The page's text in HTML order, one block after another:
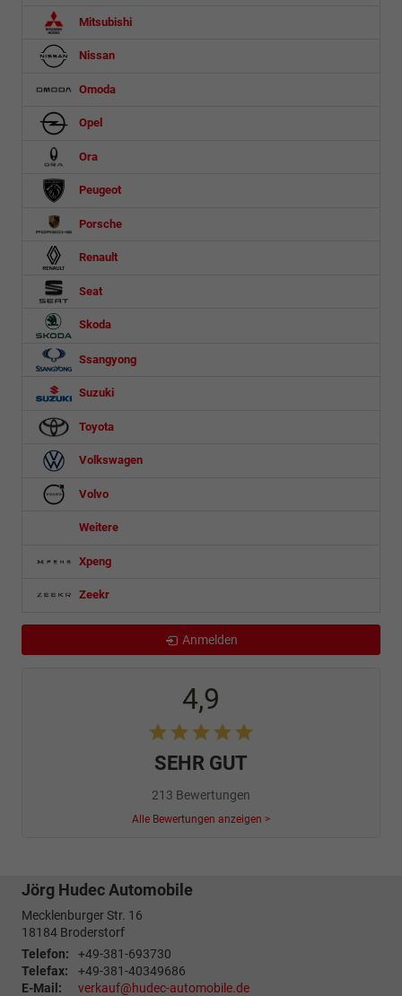
Mitsubishi
Nissan
Omoda
Opel
Ora
Peugeot
Porsche
Renault
Seat
Skoda
Ssangyong
Suzuki
Toyota
Volkswagen
Volvo
Weitere
Xpeng
Zeekr
Anmelden
4,9
SEHR GUT
213 Bewertungen
Alle Bewertungen anzeigen >
Jörg Hudec Automobile
Mecklenburger Str. 16
18184 Broderstorf
Telefon:
+49-381-693730
Telefax:
+49-381-40349686
E-Mail:
verkauf@hudec-automobile.de